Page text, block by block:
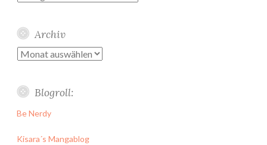
Archiv
Archiv
Blogroll:
Be Nerdy
Kisara´s Mangablog